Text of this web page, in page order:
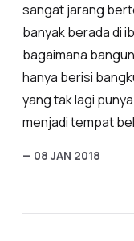
sangat jarang
banyak berada di
bagaimana
hanya berisi
yang tak lagi
menjadi tempat
— 08 JAN 2018